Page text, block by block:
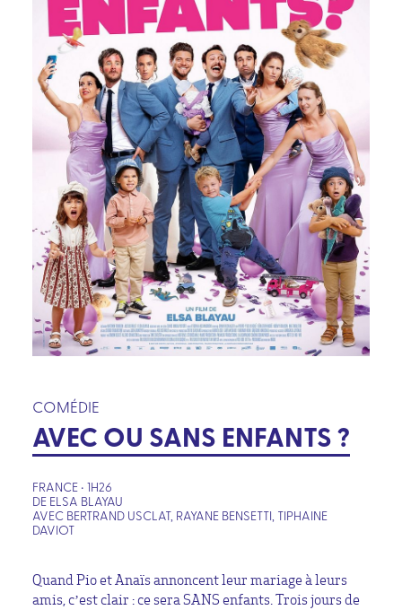
COMÉDIE
AVEC OU SANS ENFANTS ?
FRANCE • 1H26
DE ELSA BLAYAU
AVEC BERTRAND USCLAT, RAYANE BENSETTI, TIPHAINE
DAVIOT
Quand Pio et Anaïs annoncent leur mariage à leurs
amis, c’est clair : ce sera SANS enfants. Trois jours de